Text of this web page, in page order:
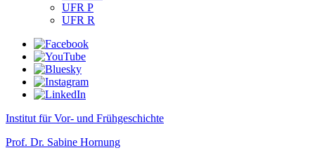
UFR P
UFR R
Institut für Vor- und Frühgeschichte
Prof. Dr. Sabine Hornung